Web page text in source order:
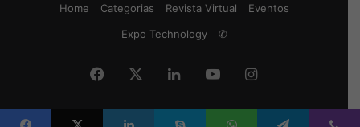
Home
Categorias Revista Virtual
Eventos
Expo Technology
✆
Facebook LinkedInYouTubeInstagram